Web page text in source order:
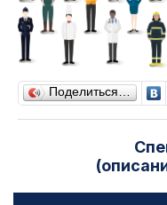
Поделиться…